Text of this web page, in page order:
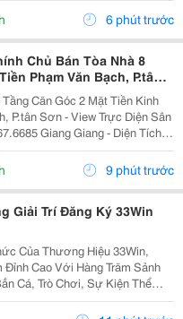
Tầng Trệt -...
6 phút trước
Chủ Bán Tòa Nhà 8
Phạm Văn Bạch, P.tân
Ngắm Máy Bay Đỉnh- Dt
Căn Góc 2 Mặt Tiền Kinh
P.tân Sơn - View Trực Diện Sân
Giang Giang - Diện Tích:
21M. - Kết Cấu: 1 Hầm - 1 Lửng -
Máy...
9 phút trước
Giải Trí Đăng Ký 33Win
Của Thương Hiệu 33Win,
Đỉnh Cao Với Hàng Trăm Sảnh
Cá, Trò Chơi, Sự Kiện Thể
Và Hơn Thế Nữa. Người Chơi
Ưu Đãi Hấp Dẫn Và Phần